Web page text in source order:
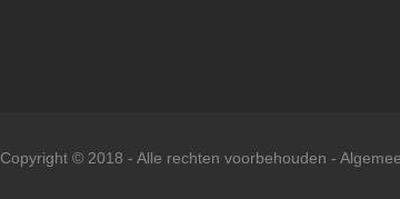
Copyright © 2018 - Alle rechten voorbehouden -